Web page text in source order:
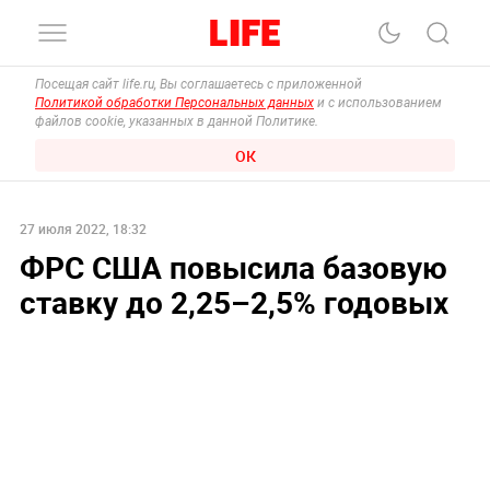
Посещая сайт life.ru, Вы соглашаетесь с приложенной
Политикой обработки Персональных данных и с использованием
файлов cookie, указанных в данной Политике.
ОК
27 июля 2022, 18:32
ФРС США повысила базовую
ставку до 2,25–2,5% годовых